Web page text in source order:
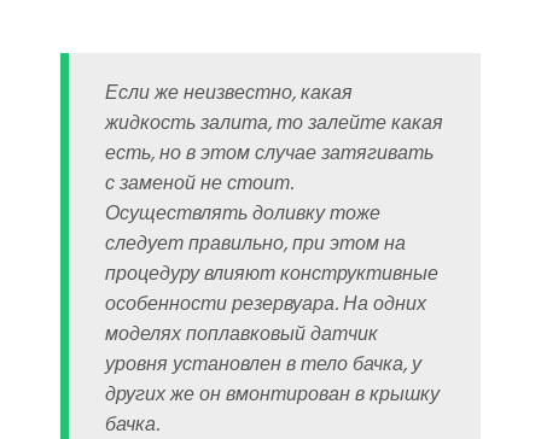
Если же неизвестно, какая
жидкость залита, то залейте какая
есть, но в этом случае затягивать
с заменой не стоит.
Осуществлять доливку тоже
следует правильно, при этом на
процедуру влияют конструктивные
особенности резервуара. На одних
моделях поплавковый датчик
уровня установлен в тело бачка, у
других же он вмонтирован в крышку
бачка.